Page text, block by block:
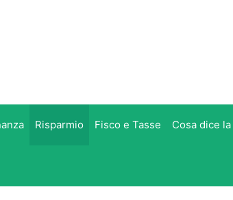
Risparmio Fisco e Tasse Cosa dice